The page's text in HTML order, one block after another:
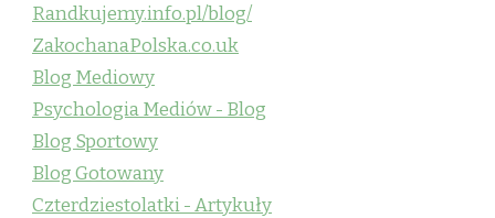
Randkujemy.info.pl/blog/
ZakochanaPolska.co.uk
Blog Mediowy
Psychologia Mediów - Blog
Blog Sportowy
Blog Gotowany
Czterdziestolatki - Artykuły